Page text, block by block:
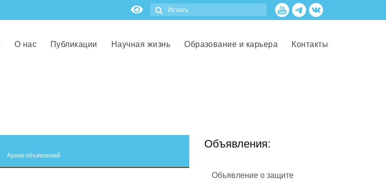
О нас Публикации Научная жизнь Образование и карьера Контакты
Архив объявлений
Объявления:
Объявление о защите